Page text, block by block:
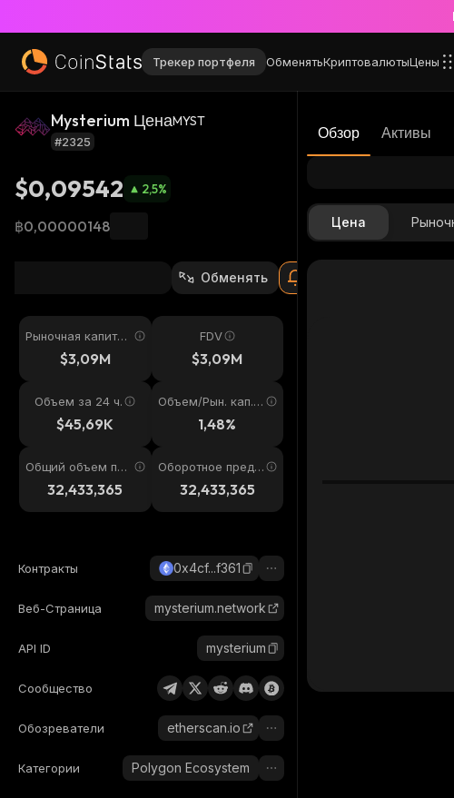
Трекер портфеля ОбменятьКриптовалютыЦены
Mysterium ЦенаMYST
#2325
$0,09542 2,5%
฿0,00000148
Обменять
Рыночная капитал
изация$3,09M
FDV
$3,09M
Объем за 24 ч.
$45,69K
Объем/Рын. кап. 2
1,48%
Общий объем пре
дложения
32,433,365
Оборотное предл
ожение32,433,365
Контракты 0x4cf...f361
Веб-Страница mysterium.network
API ID mysterium
Сообщество
Обозреватели etherscan.io
Категории Polygon Ecosystem
Обзор Активы
Цена